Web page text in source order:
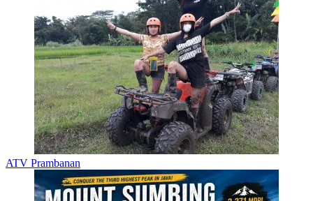
ATV Prambanan